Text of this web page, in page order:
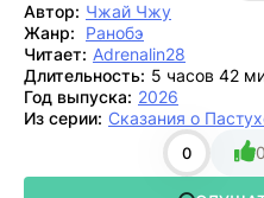
Автор: Чжай Чжу
Жанр:
Ранобэ
Читает: Adrenalin28
Длительность: 5 часов 42
Год выпуска: 2026
Из серии: Сказания о
0 0